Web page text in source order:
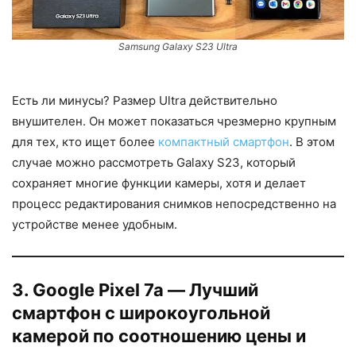
Samsung Galaxy S23 Ultra
Есть ли минусы? Размер Ultra действительно
внушителен. Он может показаться чрезмерно крупным
для тех, кто ищет более компактный смартфон. В этом
случае можно рассмотреть Galaxy S23, который
сохраняет многие функции камеры, хотя и делает
процесс редактирования снимков непосредственно на
устройстве менее удобным.
3. Google Pixel 7a — Лучший
смартфон с широкоугольной
камерой по соотношению цены и